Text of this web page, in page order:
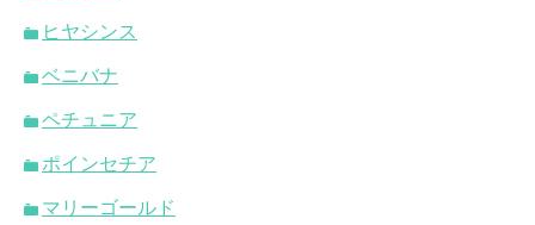
ヒヤシンス
ベニバナ
ペチュニア
ポインセチア
マリーゴールド